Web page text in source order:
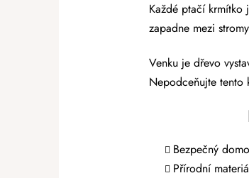
Každé ptačí krmítko
zapadne mezi
Venku je dřevo
Nepodceňujte tento
Bezpečný
Přírodní